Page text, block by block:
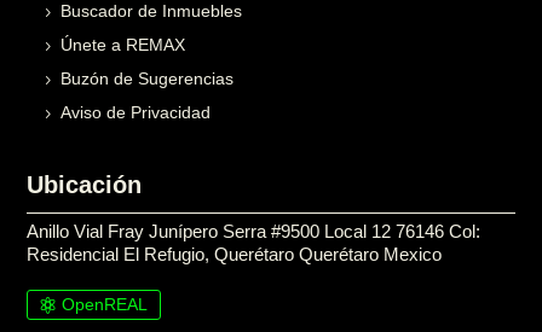
Buscador de Inmuebles
Únete a REMAX
Buzón de Sugerencias
Aviso de Privacidad
Ubicación
Anillo Vial Fray Junípero Serra #9500 Local 12 76146 Col:
Residencial El Refugio, Querétaro Querétaro Mexico
OpenREAL